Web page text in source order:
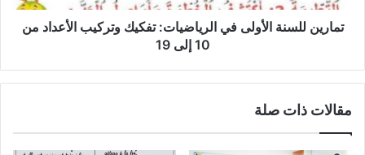
من
10تمارين للسنة الأولى في الرياضيات: تفكيك وتركيب الأعداد من
10 إلى 19
مقالات ذات صلة